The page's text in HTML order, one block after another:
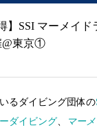
】SSI マーメイ
@東京①
るダイビング団体の
ダイビング、 マー